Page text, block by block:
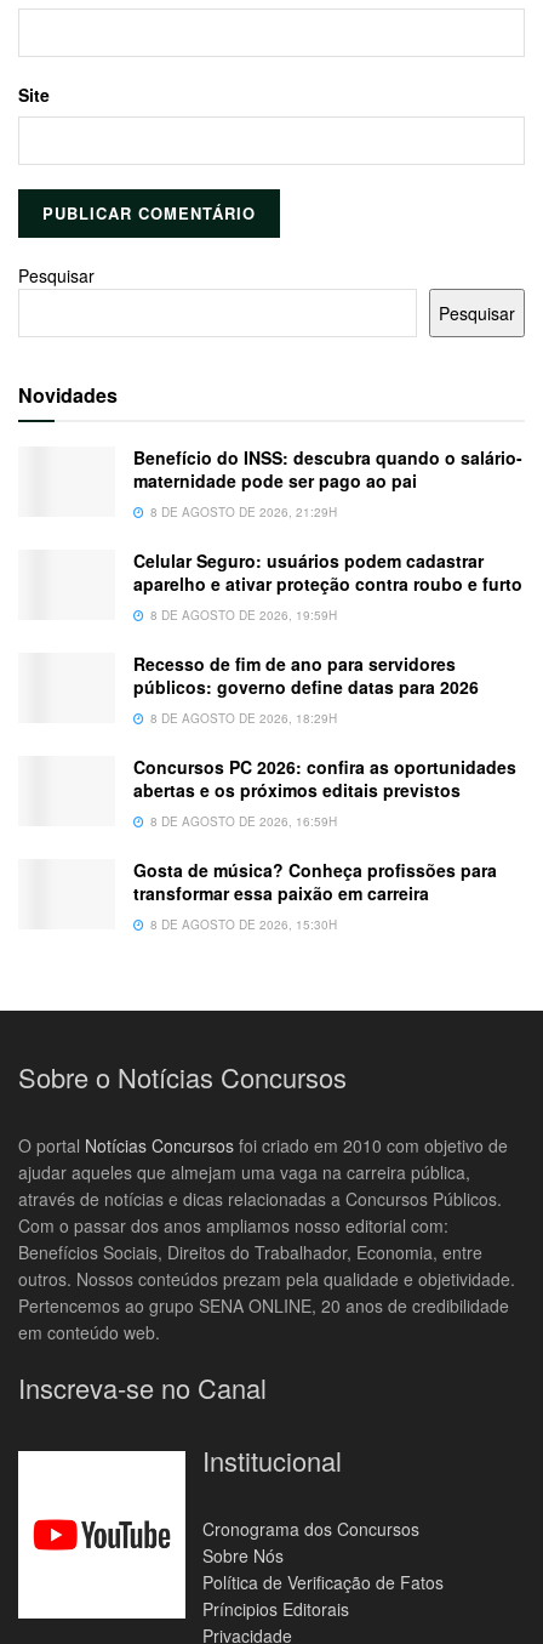
Site
Pesquisar
Pesquisar
Novidades
Benefício do INSS: descubra quando o salário-
maternidade pode ser pago ao pai
8 DE AGOSTO DE 2026, 21:29H
Celular Seguro: usuários podem cadastrar
aparelho e ativar proteção contra roubo e furto
8 DE AGOSTO DE 2026, 19:59H
Recesso de fim de ano para servidores
públicos: governo define datas para 2026
8 DE AGOSTO DE 2026, 18:29H
Concursos PC 2026: confira as oportunidades
abertas e os próximos editais previstos
8 DE AGOSTO DE 2026, 16:59H
Gosta de música? Conheça profissões para
transformar essa paixão em carreira
8 DE AGOSTO DE 2026, 15:30H
Sobre o Notícias Concursos
O portal Notícias Concursos foi criado em 2010 com objetivo de
ajudar aqueles que almejam uma vaga na carreira pública,
através de notícias e dicas relacionadas a Concursos Públicos.
Com o passar dos anos ampliamos nosso editorial com:
Benefícios Sociais, Direitos do Trabalhador, Economia, entre
outros. Nossos conteúdos prezam pela qualidade e objetividade.
Pertencemos ao grupo SENA ONLINE, 20 anos de credibilidade
em conteúdo web.
Inscreva-se no Canal
Institucional
Cronograma dos Concursos
Sobre Nós
Política de Verificação de Fatos
Príncipios Editorais
Privacidade